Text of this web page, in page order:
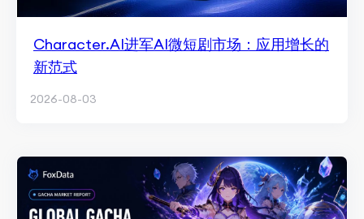
Character.AI进军AI微短剧市场：应用增长的
新范式
2026-08-03